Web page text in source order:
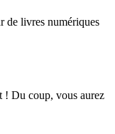
de livres numériques
! Du coup, vous aurez